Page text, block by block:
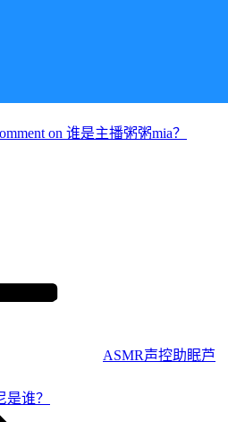
on 谁是主播粥粥mia？
ASMR声控助眠芦
谁？